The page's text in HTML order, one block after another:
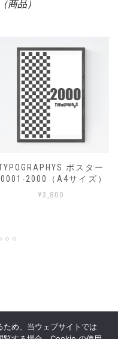
商品）
ポスター
2000（A4サイズ）
¥3,800
ため、当ウェブサイトでは